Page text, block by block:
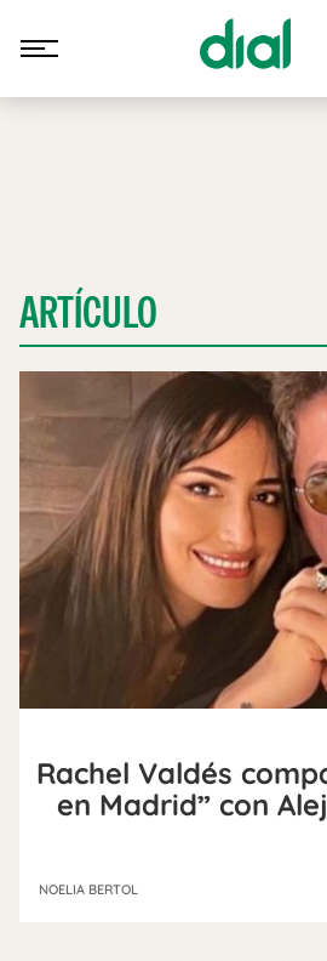
ARTÍCULO
Rachel Valdés
en Madrid” con
NOELIA BERTOL